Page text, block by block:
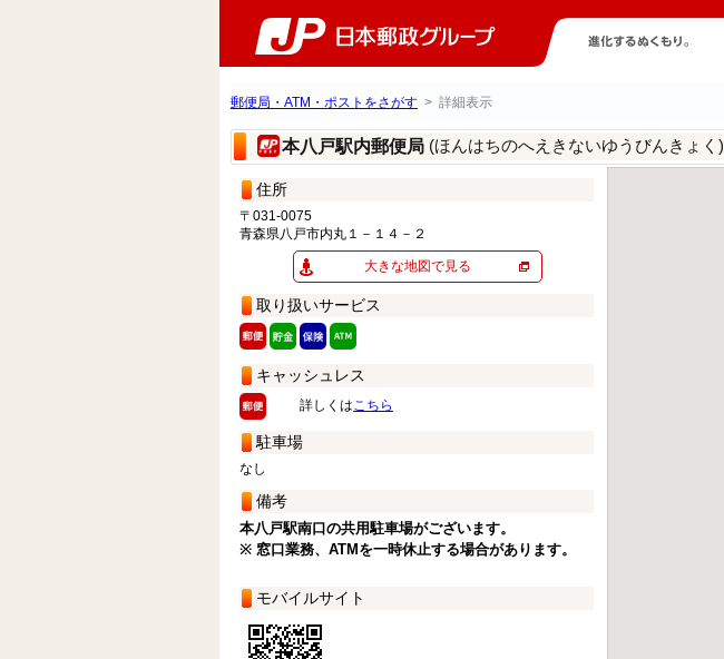
郵便局・ATM・ポストをさがす > 詳細表示
本八戸駅内郵便局 (ほんはちのへえきないゆうびんきょく)
住所
〒031-0075
青森県八戸市内丸１－１４－２
大きな地図で見る
取り扱いサービス
キャッシュレス
詳しくはこちら
駐車場
なし
備考
本八戸駅南口の共用駐車場がございます。
※ 窓口業務、ATMを一時休止する場合があります。
モバイルサイト